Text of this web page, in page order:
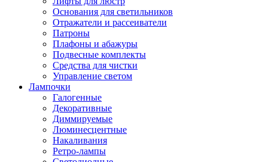
Основания для светильников
Отражатели и рассеиватели
Патроны
Плафоны и абажуры
Подвесные комплекты
Средства для чистки
Управление светом
Лампочки
Галогенные
Декоративные
Диммируемые
Люминесцентные
Накаливания
Ретро-лампы